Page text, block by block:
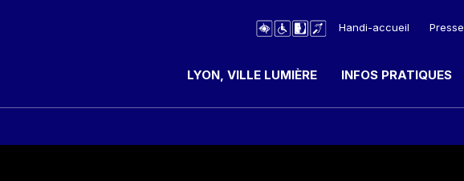
Handi-accueil Presse
LYON, VILLE LUMIÈRE INFOS PRATIQUES